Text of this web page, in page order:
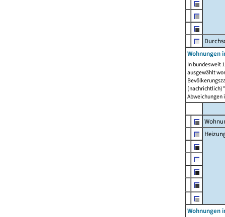
Wohnungen
In bundesweit
ausgewählt
Abweichungen
Wohnungen